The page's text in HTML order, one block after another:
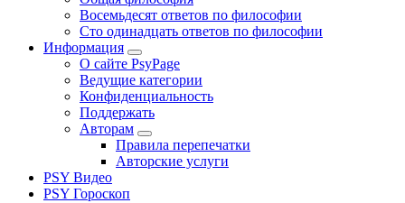
Восемьдесят ответов по философии
Сто одинадцать ответов по философии
Информация
О сайте PsyPage
Ведущие категории
Конфиденциальность
Поддержать
Авторам
Правила перепечатки
Авторские услуги
PSY Видео
PSY Гороскоп